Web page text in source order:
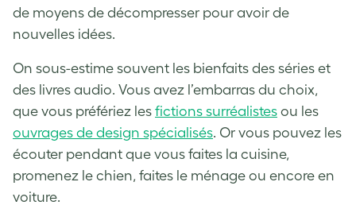
de moyens de décompresser pour avoir de
nouvelles idées.
On sous-estime souvent les bienfaits des séries et
des livres audio. Vous avez l’embarras du choix,
que vous préfériez les fictions surréalistes ou les
ouvrages de design spécialisés. Or vous pouvez les
écouter pendant que vous faites la cuisine,
promenez le chien, faites le ménage ou encore en
voiture.